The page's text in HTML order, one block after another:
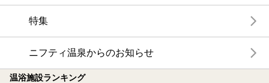
特集
ニフティ温泉からのお知らせ
温浴施設ランキング